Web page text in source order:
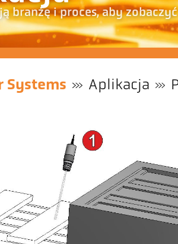
branżę i proces, aby
Systems Aplikacja